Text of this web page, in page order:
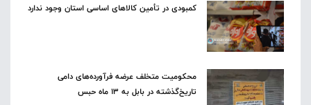
کمبودی در تأمین کالاهای اساسی استان وجود ندارد
محکومیت متخلف عرضه فرآورده‌های دامی
تاریخ‌گذشته در بابل به ۱۳ ماه حبس